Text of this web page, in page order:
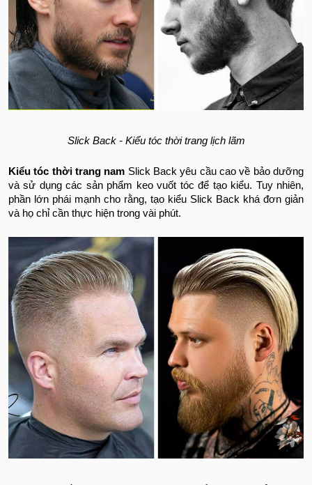
Slick Back - Kiểu tóc thời trang lịch lãm
Kiểu tóc thời trang nam Slick Back yêu cầu cao về bảo dưỡng
và sử dụng các sản phẩm keo vuốt tóc để tạo kiểu. Tuy nhiên,
phần lớn phái mạnh cho rằng, tạo kiểu Slick Back khá đơn giản
và họ chỉ cần thực hiện trong vài phút.